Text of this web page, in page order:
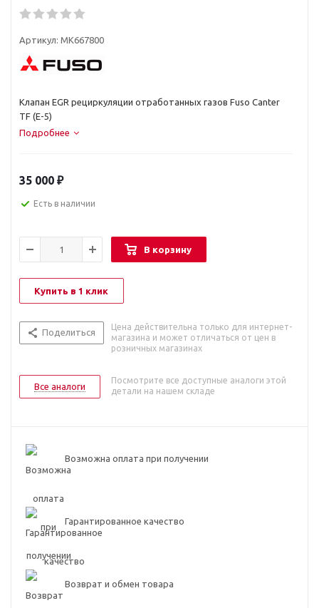
Артикул: MK667800
Клапан EGR рециркуляции отработанных газов Fuso Canter
TF (E-5)
Подробнее
35 000 ₽
Есть в наличии
В корзину
Купить в 1 клик
Поделиться
Цена действительна только для интернет-
магазина и может отличаться от цен в
розничных магазинах
Все аналоги
Посмотрите все доступные аналоги этой
детали на нашем складе
Возможна оплата при получении
Гарантированное качество
Возврат и обмен товара